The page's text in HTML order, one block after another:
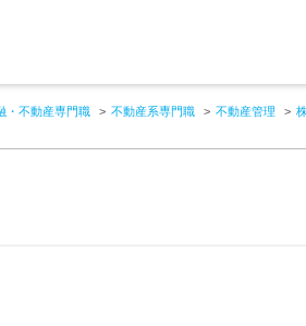
・不動産専門職 不動産系専門職 不動産管理